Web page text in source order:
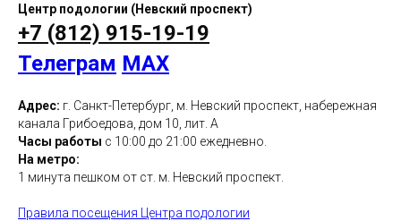
Центр подологии (Невский проспект)
+7 (812) 915-19-19
Телеграм MAX
Адрес: г. Санкт-Петербург, м. Невский проспект, набережная
канала Грибоедова, дом 10, лит. А
Часы работы с 10:00 до 21:00 ежедневно.
На метро:
1 минута пешком от ст. м. Невский проспект.
Правила посещения Центра подологии